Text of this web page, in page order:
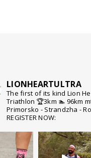
LIONHEARTULTRA
The first of its kind Lion
Triathlon 🏆3km 🏊 96km
Primorsko - Strandzha -
REGISTER NOW: